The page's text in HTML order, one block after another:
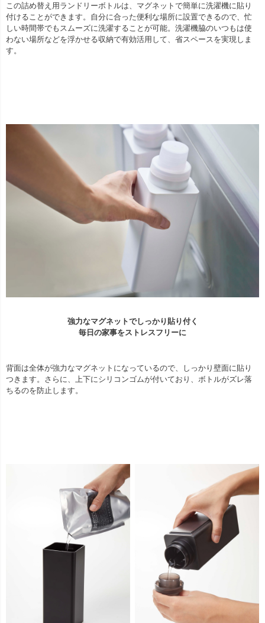
この詰め替え用ランドリーボトルは、マグネットで簡単に洗濯機に貼り
付けることができます。自分に合った便利な場所に設置できるので、忙
しい時間帯でもスムーズに洗濯することが可能。洗濯機脇のいつもは使
わない場所などを浮かせる収納で有効活用して、省スペースを実現しま
す。
強力なマグネットでしっかり貼り付く
毎日の家事をストレスフリーに
背面は全体が強力なマグネットになっているので、しっかり壁面に貼り
つきます。さらに、上下にシリコンゴムが付いており、ボトルがズレ落
ちるのを防止します。